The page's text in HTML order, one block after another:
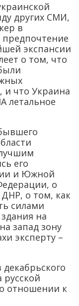
других СМИ,
в
предпочтение
экспансии
о том, что
что Украина
летальное
его
и Южной
о
о том, как
силами
на
запад зону
эксперту –
отношении к